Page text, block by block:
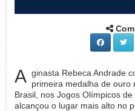
A ginasta Rebeca Andrade
primeira medalha de ouro
Brasil, nos Jogos Olímpicos
alcançou o lugar mais alto no